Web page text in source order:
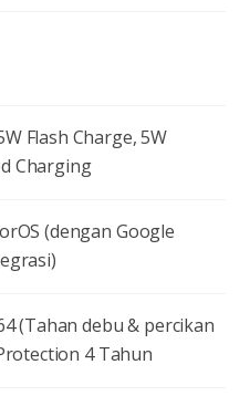
Flash Charge, 5W
Charging
(dengan Google
(Tahan debu & percikan
4 Tahun